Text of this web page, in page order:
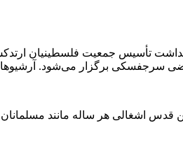
اشغالی هر ساله مانند